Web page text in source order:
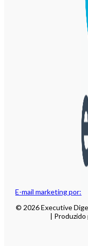
E-mail marketing por:
© 2026 Executive
|